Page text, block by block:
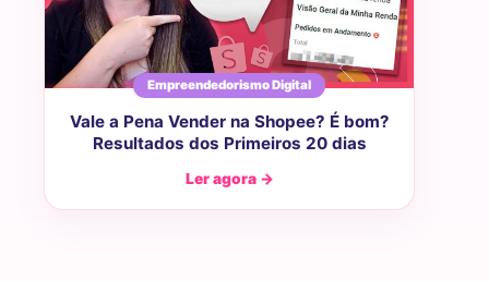
Empreendedorismo Digital
Vale a Pena Vender na Shopee? É bom?
Resultados dos Primeiros 20 dias
Ler agora →